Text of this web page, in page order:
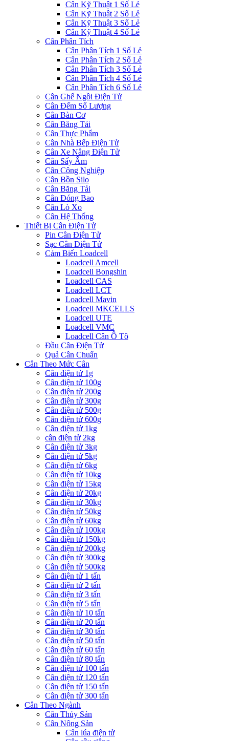
Cân Kỹ Thuật 1 Số Lẻ
Cân Kỹ Thuật 2 Số Lẻ
Cân Kỹ Thuật 3 Số Lẻ
Cân Kỹ Thuật 4 Số Lẻ
Cân Phân Tích
Cân Phân Tích 1 Số Lẻ
Cân Phân Tích 2 Số Lẻ
Cân Phân Tích 3 Số Lẻ
Cân Phân Tích 4 Số Lẻ
Cân Phân Tích 6 Số Lẻ
Cân Ghế Ngồi Điện Tử
Cân Đếm Số Lượng
Cân Bàn Cơ
Cân Băng Tải
Cân Thực Phẩm
Cân Nhà Bếp Điện Tử
Cân Xe Nâng Điện Tử
Cân Sấy Ẩm
Cân Công Nghiệp
Cân Bồn Silo
Cân Băng Tải
Cân Đóng Bao
Cân Lò Xo
Cân Hệ Thống
Thiết Bị Cân Điện Tử
Pin Cân Điện Tử
Sạc Cân Điện Tử
Cảm Biến Loadcell
Loadcell Amcell
Loadcell Bongshin
Loadcell CAS
Loadcell LCT
Loadcell Mavin
Loadcell MKCELLS
Loadcell UTE
Loadcell VMC
Loadcell Cân Ô Tô
Đầu Cân Điện Tử
Quả Cân Chuẩn
Cân Theo Mức Cân
Cân điện tử 1g
Cân điện tử 100g
Cân điện tử 200g
Cân điện tử 300g
Cân điện tử 500g
Cân điện tử 600g
Cân điện tử 1kg
cân điện tử 2kg
Cân điện tử 3kg
Cân điện tử 5kg
Cân điện tử 6kg
Cân điện tử 10kg
Cân điện tử 15kg
Cân điện tử 20kg
Cân điện tử 30kg
Cân điện tử 50kg
Cân điện tử 60kg
Cân điện tử 100kg
Cân điện tử 150kg
Cân điện tử 200kg
Cân điện tử 300kg
Cân điện tử 500kg
Cân điện tử 1 tấn
Cân điện tử 2 tấn
Cân điện tử 3 tấn
Cân điện tử 5 tấn
Cân điện tử 10 tấn
Cân điện tử 20 tấn
Cân điện tử 30 tấn
Cân điện tử 50 tấn
Cân điện tử 60 tấn
Cân điện tử 80 tấn
Cân điện tử 100 tấn
Cân điện tử 120 tấn
Cân điện tử 150 tấn
Cân điện tử 300 tấn
Cân Theo Ngành
Cân Thủy Sản
Cân Nông Sản
Cân lúa điện tử